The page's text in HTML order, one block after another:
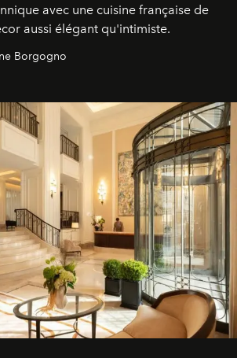
avec une cuisine française de
aussi élégant qu'intimiste.
Borgogno